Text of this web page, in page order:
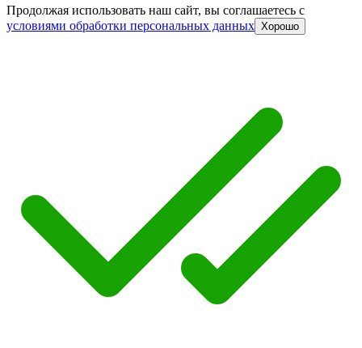
Продолжая использовать наш сайт, вы соглашаетесь c
условиями обработки персональных данных Хорошо